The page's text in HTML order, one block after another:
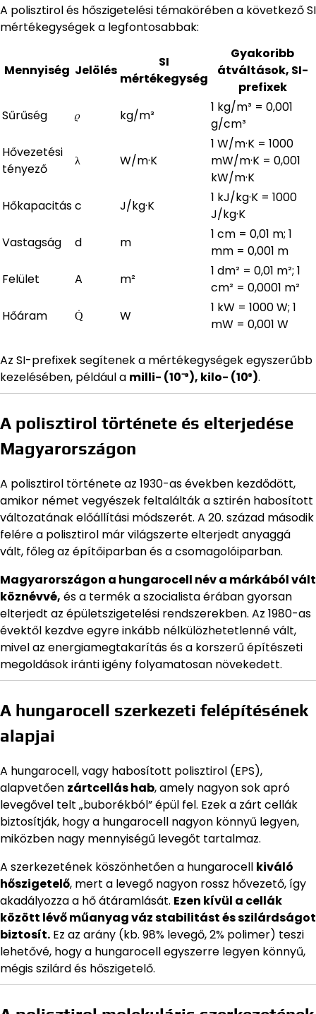
A polisztirol és hőszigetelési témakörében a következő SI
mértékegységek a legfontosabbak:
Mennyiség Jelölés
SI
mértékegység
Gyakoribb
átváltások, SI-
prefixek
Sűrűség
𝜌 kg/m³
1 kg/m³ = 0,001
g/cm³
Hővezetési
tényező
λ W/m·K
1 W/m·K = 1000
mW/m·K = 0,001
kW/m·K
Hőkapacitásc J/kg·K
1 kJ/kg·K = 1000
J/kg·K
Vastagság
d m
1 cm = 0,01 m; 1
mm = 0,001 m
Felület
A m²
1 dm² = 0,01 m²; 1
cm² = 0,0001 m²
Hőáram
Q̇ W
1 kW = 1000 W; 1
mW = 0,001 W
Az SI-prefixek segítenek a mértékegységek egyszerűbb
kezelésében, például a milli- (10⁻³), kilo- (10³).
A polisztirol története és elterjedése
Magyarországon
A polisztirol története az 1930-as években kezdődött,
amikor német vegyészek feltalálták a sztirén habosított
változatának előállítási módszerét. A 20. század második
felére a polisztirol már világszerte elterjedt anyaggá
vált, főleg az építőiparban és a csomagolóiparban.
Magyarországon a hungarocell név a márkából vált
köznévvé, és a termék a szocialista érában gyorsan
elterjedt az épületszigetelési rendszerekben. Az 1980-as
évektől kezdve egyre inkább nélkülözhetetlenné vált,
mivel az energiamegtakarítás és a korszerű építészeti
megoldások iránti igény folyamatosan növekedett.
A hungarocell szerkezeti felépítésének
alapjai
A hungarocell, vagy habosított polisztirol (EPS),
alapvetően zártcellás hab, amely nagyon sok apró
levegővel telt „buborékból” épül fel. Ezek a zárt cellák
biztosítják, hogy a hungarocell nagyon könnyű legyen,
miközben nagy mennyiségű levegőt tartalmaz.
A szerkezetének köszönhetően a hungarocell kiváló
hőszigetelő, mert a levegő nagyon rossz hővezető, így
akadályozza a hő átáramlását. Ezen kívül a cellák
között lévő műanyag váz stabilitást és szilárdságot
biztosít. Ez az arány (kb. 98% levegő, 2% polimer) teszi
lehetővé, hogy a hungarocell egyszerre legyen könnyű,
mégis szilárd és hőszigetelő.